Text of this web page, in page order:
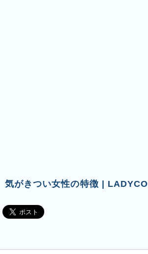
気がきつい女性の特徴 | LADYCO